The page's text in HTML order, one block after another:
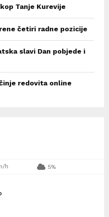
Tanje Kurevije
četiri radne pozicije
slavi Dan pobjede i
redovita online
h 5%